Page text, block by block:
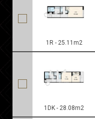
1R - 25.11m2
1DK - 28.08m2